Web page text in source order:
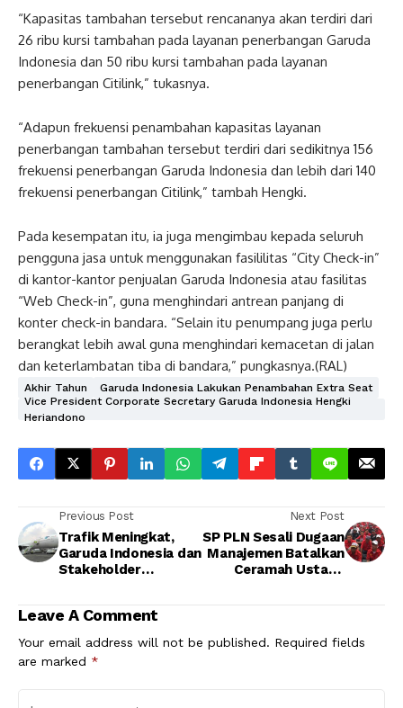
“Kapasitas tambahan tersebut rencananya akan terdiri dari
26 ribu kursi tambahan pada layanan penerbangan Garuda
Indonesia dan 50 ribu kursi tambahan pada layanan
penerbangan Citilink,” tukasnya.
“Adapun frekuensi penambahan kapasitas layanan
penerbangan tambahan tersebut terdiri dari sedikitnya 156
frekuensi penerbangan Garuda Indonesia dan lebih dari 140
frekuensi penerbangan Citilink,” tambah Hengki.
Pada kesempatan itu, ia juga mengimbau kepada seluruh
pengguna jasa untuk menggunakan fasililitas “City Check-in”
di kantor-kantor penjualan Garuda Indonesia atau fasilitas
“Web Check-in”, guna menghindari antrean panjang di
konter check-in bandara. “Selain itu penumpang juga perlu
berangkat lebih awal guna menghindari kemacetan di jalan
dan keterlambatan tiba di bandara,” pungkasnya.(RAL)
Akhir Tahun
Garuda Indonesia Lakukan Penambahan Extra Seat
Vice President Corporate Secretary Garuda Indonesia Hengki
Heriandono
Previous Post
Trafik Meningkat,
Garuda Indonesia dan
Stakeholder
Next Post
SP PLN Sesali Dugaan
Manajemen Batalkan
Ceramah Ustadz
Leave A Comment
Your email address will not be published. Required fields
are marked *